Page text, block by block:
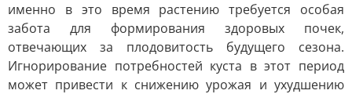
именно в это время растению требуется особая
забота для формирования здоровых почек,
отвечающих за плодовитость будущего сезона.
Игнорирование потребностей куста в этот период
может привести к снижению урожая и ухудшению